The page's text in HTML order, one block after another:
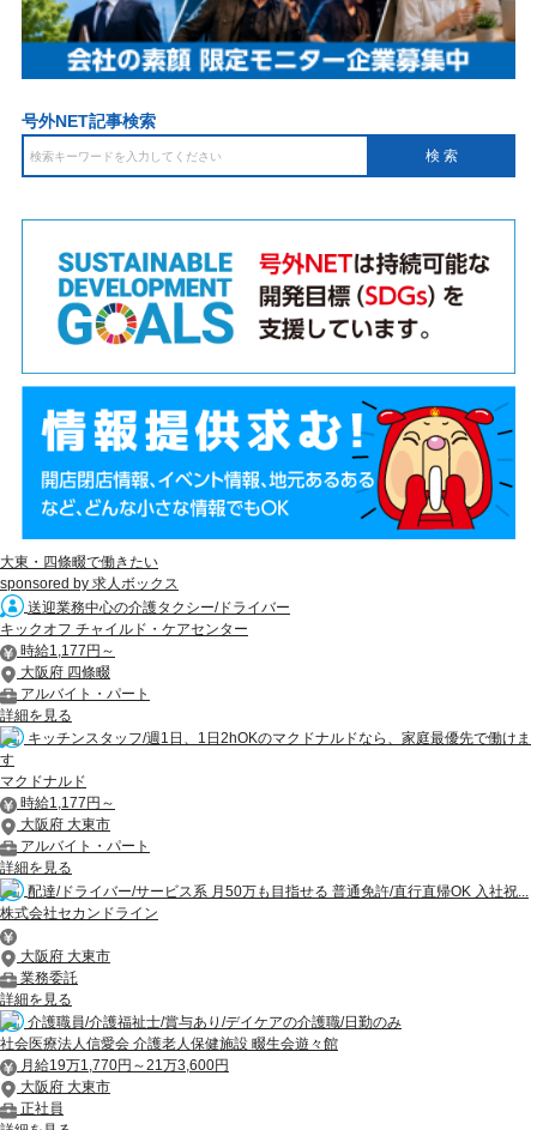
号外NET記事検索
大東・四條畷で働きたい
sponsored by 求人ボックス
送迎業務中心の介護タクシー/ドライバー
キックオフ チャイルド・ケアセンター
時給1,177円～
大阪府 四條畷
アルバイト・パート
詳細を見る
キッチンスタッフ/週1日、1日2hOKのマクドナルドなら、家庭最優先で働けま
す
マクドナルド
時給1,177円～
大阪府 大東市
アルバイト・パート
詳細を見る
配達/ドライバー/サービス系 月50万も目指せる 普通免許/直行直帰OK 入社祝...
株式会社セカンドライン
大阪府 大東市
業務委託
詳細を見る
介護職員/介護福祉士/賞与あり/デイケアの介護職/日勤のみ
社会医療法人信愛会 介護老人保健施設 畷生会遊々館
月給19万1,770円～21万3,600円
大阪府 大東市
正社員